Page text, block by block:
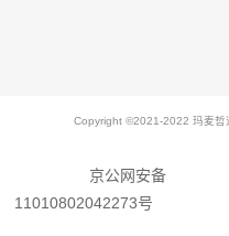
Copyright ©2021-2022 玛麦哲
京公网安备
11010802042273号